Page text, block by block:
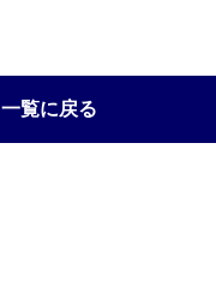
一覧に戻る